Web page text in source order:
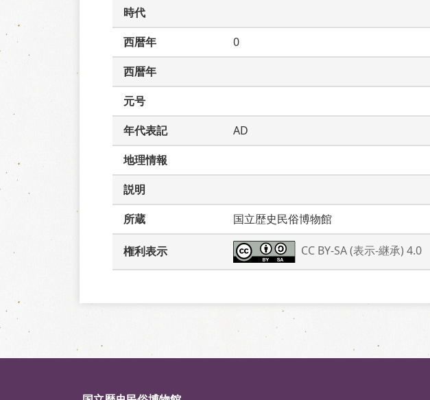
時代
西暦年
0
西暦年
元号
年代表記
AD
地理情報
説明
所蔵
国立歴史民俗博物館
権利表示 CC BY-SA (表示-継承) 4.0